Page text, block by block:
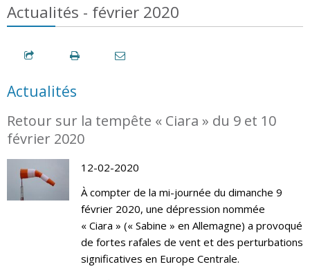
Actualités - février 2020
Actualités
Retour sur la tempête « Ciara » du 9 et 10
février 2020
12-02-2020
À compter de la mi-journée du dimanche 9
février 2020, une dépression nommée
« Ciara » (« Sabine » en Allemagne) a provoqué
de fortes rafales de vent et des perturbations
significatives en Europe Centrale.